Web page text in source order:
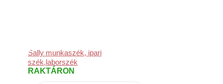
Sally munkaszék, ipari
szék,laborszék
RAKTÁRON